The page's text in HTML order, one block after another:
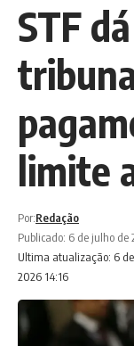
STF
limite
Ultima atualização: 6
2026 14:16
Por:Redação
Publicado: 6 de julho de